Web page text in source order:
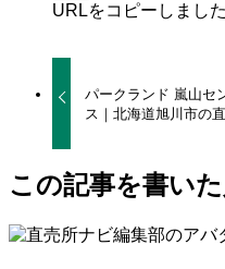
URLをコピーしました
パークランド 嵐山セ
ス｜北海道旭川市の
この記事を書いた